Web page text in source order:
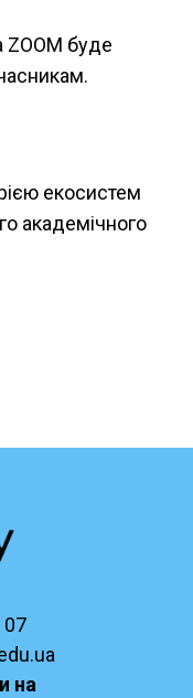
буде
екосистем
академічного
07
на